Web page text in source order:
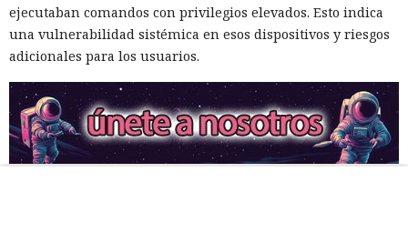
ejecutaban comandos con privilegios elevados. Esto indica
una vulnerabilidad sistémica en esos dispositivos y riesgos
adicionales para los usuarios.